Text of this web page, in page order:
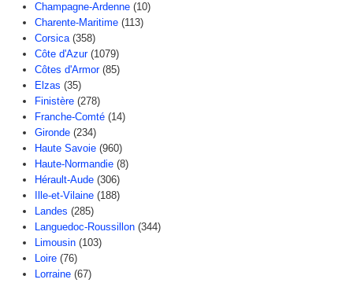
Champagne-Ardenne (10)
Charente-Maritime (113)
Corsica (358)
Côte d'Azur (1079)
Côtes d'Armor (85)
Elzas (35)
Finistère (278)
Franche-Comté (14)
Gironde (234)
Haute Savoie (960)
Haute-Normandie (8)
Hérault-Aude (306)
Ille-et-Vilaine (188)
Landes (285)
Languedoc-Roussillon (344)
Limousin (103)
Loire (76)
Lorraine (67)